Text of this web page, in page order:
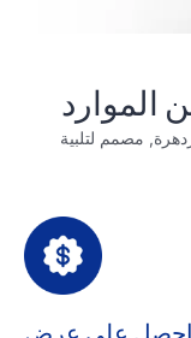
مصمم لتلبية